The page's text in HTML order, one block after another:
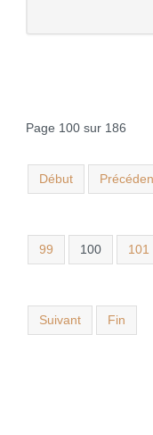
Page 100 sur 186
Début
99 100 101
Suivant Fin